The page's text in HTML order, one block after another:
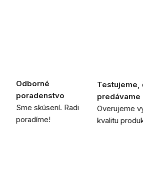
Odborné
poradenstvo
Sme skúsení. Radi
poradíme!
Testujeme,
predávame
Overujeme
kvalitu